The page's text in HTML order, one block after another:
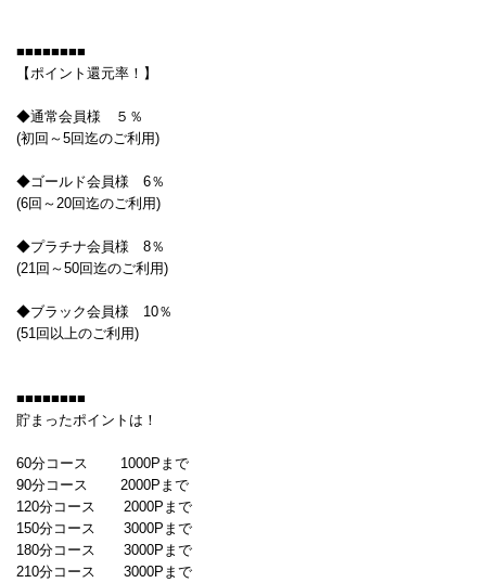
■■■■■■■■
【ポイント還元率！】
◆通常会員様 ５％
(初回～5回迄のご利用)
◆ゴールド会員様 6％
(6回～20回迄のご利用)
◆プラチナ会員様 8％
(21回～50回迄のご利用)
◆ブラック会員様 10％
(51回以上のご利用)
■■■■■■■■
貯まったポイントは！
60分コース 1000Pまで
90分コース 2000Pまで
120分コース 2000Pまで
150分コース 3000Pまで
180分コース 3000Pまで
210分コース 3000Pまで